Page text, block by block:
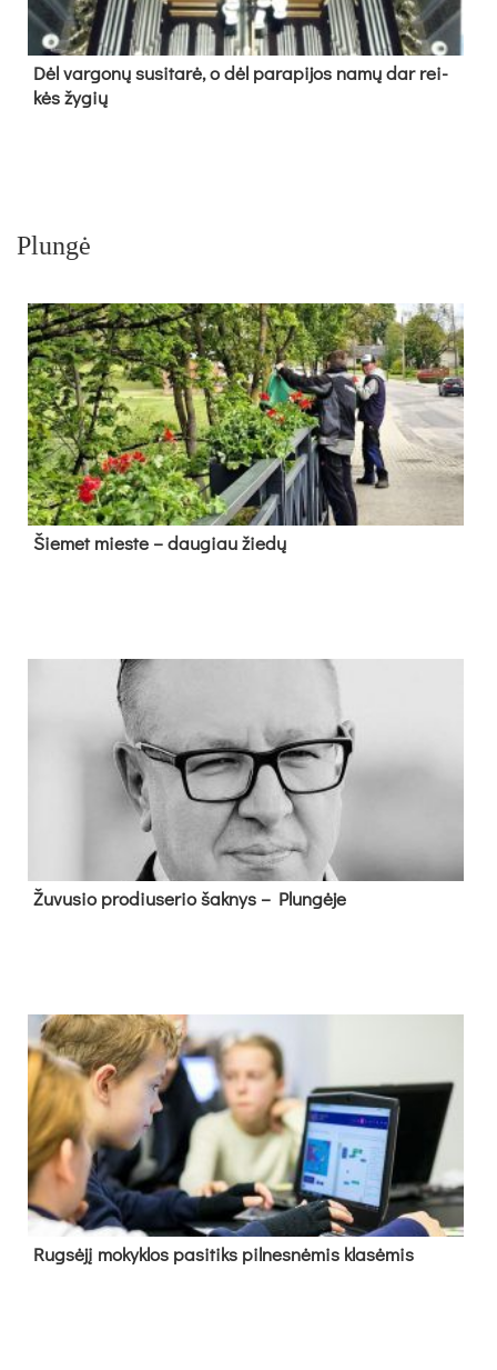
Dėl var­go­nų su­si­ta­rė, o dėl pa­ra­pi­jos na­mų dar rei­
kės žy­gių
Plungė
Šie­met mies­te – dau­giau žie­dų
Žu­vu­sio pro­diu­se­rio šak­nys – Plun­gė­je
Rug­sė­jį mo­kyk­los pa­si­tiks pil­nes­nė­mis kla­sė­mis